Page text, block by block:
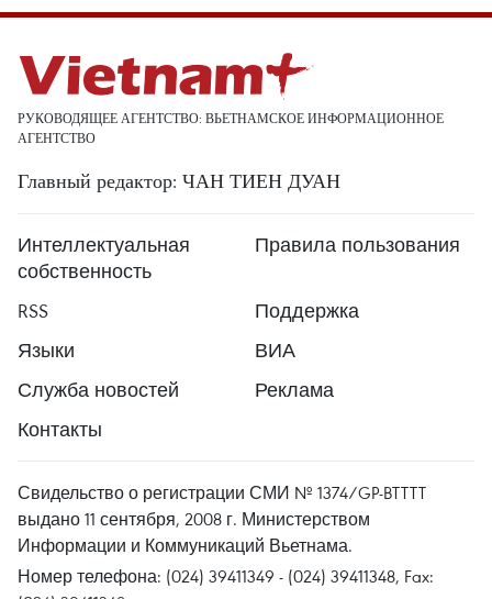
РУКОВОДЯЩЕЕ АГЕНТСТВО: ВЬЕТНАМСКОЕ ИНФОРМАЦИОННОЕ
АГЕНТСТВО
Главный редактор: ЧАН ТИЕН ДУАН
Интеллектуальная
собственность
Правила пользования
RSS
Поддержка
Языки
ВИА
Служба новостей
Реклама
Контакты
Свидельство о регистрации СМИ № 1374/GP-BTTTT
выдано 11 сентября, 2008 г. Министерством
Информации и Коммуникаций Вьетнама.
Номер телефона: (024) 39411349 - (024) 39411348, Fax: